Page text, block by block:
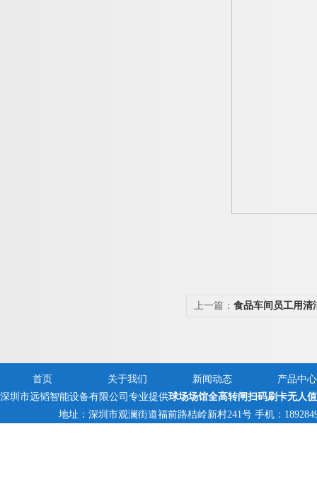
上一篇： 食品车间员工用清
首页 关于我们 新闻动态
产品中心
深圳市远韬智能设备有限公司专业提供球场场馆全高转闸扫码刷卡无人
地址：深圳市观澜街道福前路桔岭新村241号 手机：